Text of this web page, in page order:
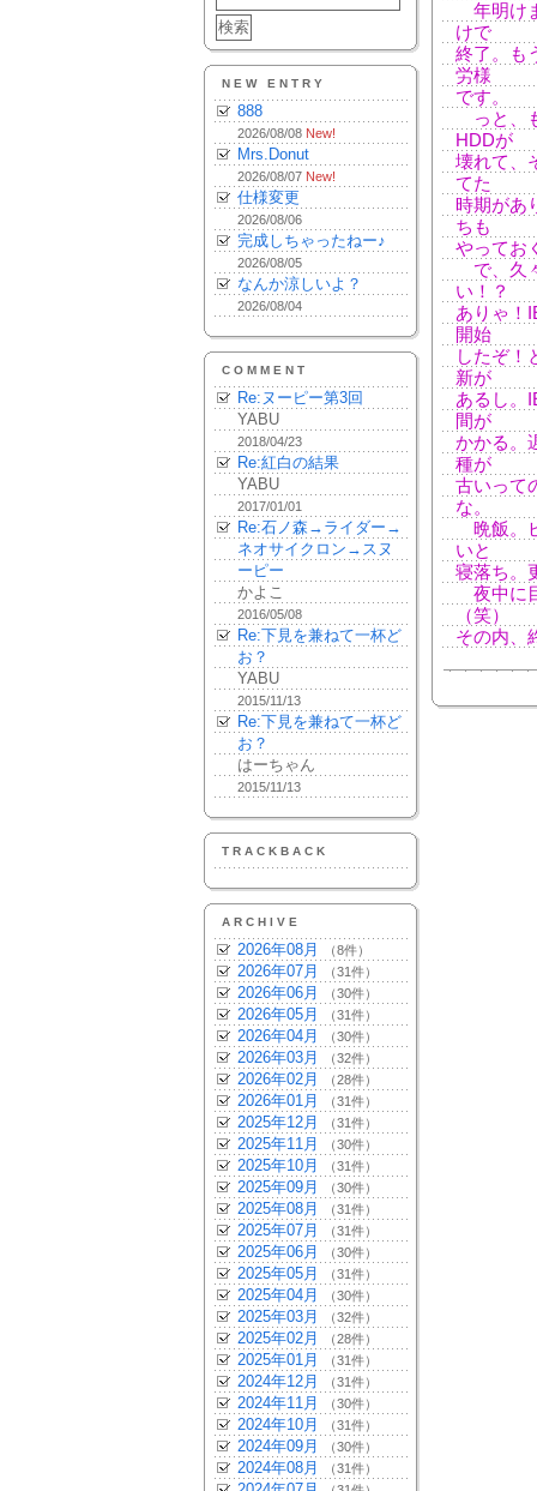
NEW ENTRY
888
2026/08/08 New!
Mrs.Donut
2026/08/07 New!
仕様変更
2026/08/06
完成しちゃったねー♪
2026/08/05
なんか涼しいよ？
2026/08/04
COMMENT
Re:ヌーピー第3回
YABU
2018/04/23
Re:紅白の結果
YABU
2017/01/01
Re:石ノ森→ライダー→
ネオサイクロン→スヌ
ーピー
かよこ
2016/05/08
Re:下見を兼ねて一杯ど
お？
YABU
2015/11/13
Re:下見を兼ねて一杯ど
お？
はーちゃん
2015/11/13
TRACKBACK
ARCHIVE
2026年08月 （8件）
2026年07月 （31件）
2026年06月 （30件）
2026年05月 （31件）
2026年04月 （30件）
2026年03月 （32件）
2026年02月 （28件）
2026年01月 （31件）
2025年12月 （31件）
2025年11月 （30件）
2025年10月 （31件）
2025年09月 （30件）
2025年08月 （31件）
2025年07月 （31件）
2025年06月 （30件）
2025年05月 （31件）
2025年04月 （30件）
2025年03月 （32件）
2025年02月 （28件）
2025年01月 （31件）
2024年12月 （31件）
2024年11月 （30件）
2024年10月 （31件）
2024年09月 （30件）
2024年08月 （31件）
年明け
けで
終了。も
労様
です。
っと、
HDDが
壊れて、
てた
時期があ
ちも
やってお
で、久
い！？
ありゃ！
開始
したぞ！
新が
あるし。
間が
かかる。
種が
古いって
な。
晩飯。
いと
寝落ち。
夜中に
（笑）
その内、